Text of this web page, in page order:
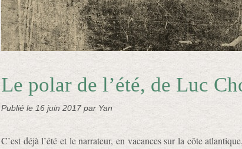
Le polar de l’été, de Luc
Publié le 16 juin 2017par Yan
C’est déjà l’été et le narrateur, en vacances sur la côte